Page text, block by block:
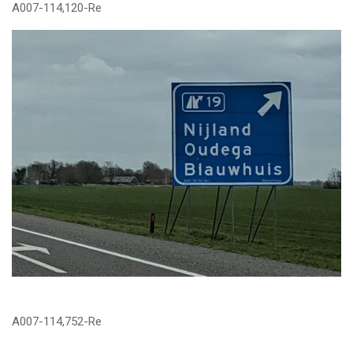
A007-114,120-Re
A007-114,752-Re